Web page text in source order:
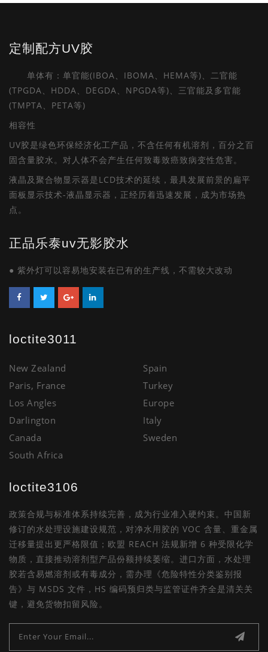
工业胶水供应
Book Now Book Now
定制配方UV胶
单体有：单官能(IBOA、IBOMA、HEMA等)、二官能
(TPGDA、HDDA、DEGDA、NPGDA等)、三官能及多官能
(TMPTA、PETA等)
相容性
UV胶是绿色环保经济化工产品，不含任何有机溶剂，百分之百
固含量胶水。对人体不会产生任何致毒致癌致病变性危害。
液晶及聚合物显示器是LCD技术的延续，最具发展前景的扁平
面板显示技术-液晶显示器，正经历着迅速发展，成为市场热
点。
正品乐泰uv无影胶水
● 紫外灯可以容易地安装在已有的生产线，不需较大改动
loctite3011
New Zealand
Paris, France
Los Angles
Darlington
Canada
South Africa
Spain
Turkey
Europe
Italy
Sweden
loctite3106
政策合规与标准体系持续完善，成为行业准入硬约束。中国新
修订的水处理设施建设规范，对净水用胶的 VOC 含量、重金属
迁移量提出更严格限值；欧盟 REACH 法规新增 6 种受限化学
物质，直接推动溶剂型产品份额持续萎缩。进口方面，水处理
胶若含易燃溶剂或有毒成分，需办理《危险特性分类鉴别报
告》与 MSDS 文件，HS 编码预归类与监管证件齐全是清关关
键，避免货物扣留风险。